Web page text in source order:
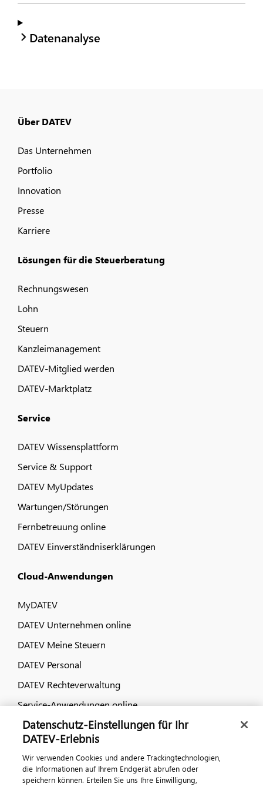
Datenanalyse
Über DATEV
Das Unternehmen
Portfolio
Innovation
Presse
Karriere
Lösungen für die Steuerberatung
Rechnungswesen
Lohn
Steuern
Kanzleimanagement
DATEV-Mitglied werden
DATEV-Marktplatz
Service
DATEV Wissensplattform
Service & Support
DATEV MyUpdates
Wartungen/Störungen
Fernbetreuung online
DATEV Einverständniserklärungen
Cloud-Anwendungen
MyDATEV
DATEV Unternehmen online
DATEV Meine Steuern
DATEV Personal
DATEV Rechteverwaltung
Service-Anwendungen online
Dialog & Medien
Veranstaltungen
DATEV magazin
Datenschutz-Einstellungen für Ihr
DATEV-Erlebnis
Wir verwenden Cookies und andere Trackingtechnologien,
die Informationen auf Ihrem Endgerät abrufen oder
speichern können. Erteilen Sie uns Ihre Einwilligung,